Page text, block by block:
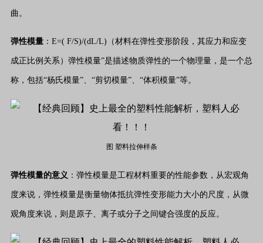
曲。
弹性模量 ：E=( F/S)/(dL/L)（材料在弹性变形阶段，其应力和应变
成正比例关系）弹性模量”是描述物质弹性的一个物理量，是一个总
称，包括“杨氏模量”、“剪切模量”、“体积模量”等。
图 塑料拉伸样条
弹性模量的意义 ：弹性模量是工程材料重要的性能参数，从宏观角
度来说，弹性模量是衡量物体抵抗弹性变形能力大小的尺度，从微
观角度来说，则是原子、离子或分子之间键合强度的反应。